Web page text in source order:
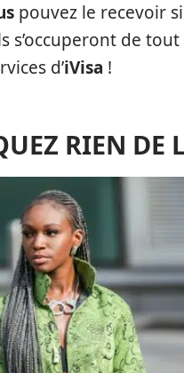
pouvez le recevoir
s’occuperont de
d’iVisa !
RIEN DE